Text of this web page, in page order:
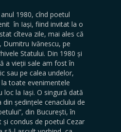
1980, cînd poetul
în Iași, fiind invitat la o
cîteva zile, mai ales că
Dumitru Ivănescu, pe
Statului. Din 1980 și
a vieții sale am fost în
sau pe calea undelor,
toate evenimentele
loc la Iași. O singură dată
ședințele cenaclului de
din București, în
și condus de poetul Cezar